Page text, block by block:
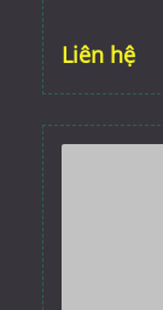
Liên hệ